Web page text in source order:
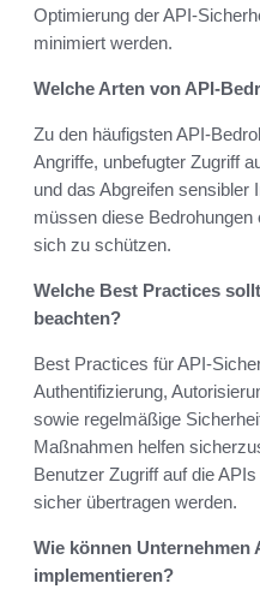
Optimierung der API-
minimiert werden.
Welche Arten von API-
Zu den häufigsten API-
Angriffe, unbefugter Zugriff
und das Abgreifen sensibler
müssen diese
sich zu schützen.
Welche Best Practices
beachten?
Best Practices für API-
Authentifizierung,
sowie regelmäßige
Maßnahmen helfen
Benutzer Zugriff auf die
sicher übertragen werden.
Wie können Unternehmen
implementieren?